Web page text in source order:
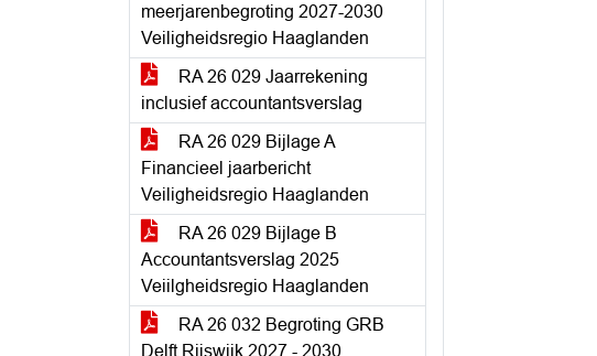
meerjarenbegroting 2027-2030
Veiligheidsregio Haaglanden
RA 26 029 Jaarrekening
inclusief accountantsverslag
RA 26 029 Bijlage A
Financieel jaarbericht
Veiligheidsregio Haaglanden
RA 26 029 Bijlage B
Accountantsverslag 2025
Veiilgheidsregio Haaglanden
RA 26 032 Begroting GRB
Delft Rijswijk 2027 - 2030